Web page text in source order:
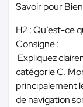
Savoir pour
H2 : Qu’est-ce
Consigne :
Expliquez
catégorie C.
principalement
de navigation